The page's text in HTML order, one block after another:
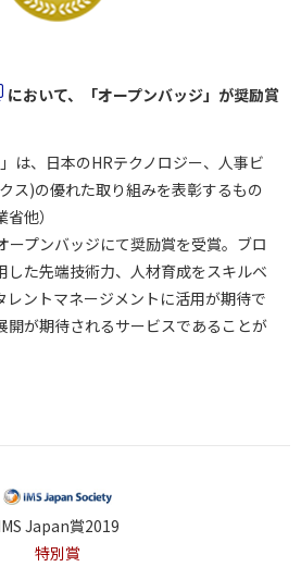
において、「オープンバッジ」が奨励賞
は、日本のHRテクノロジー、人事ビ
ス)の優れた取り組みを表彰するもの
他）
ープンバッジにて奨励賞を受賞。ブロ
した先端技術力、人材育成をスキルベ
レントマネージメントに活用が期待で
開が期待されるサービスであることが
Japan賞2019
特別賞